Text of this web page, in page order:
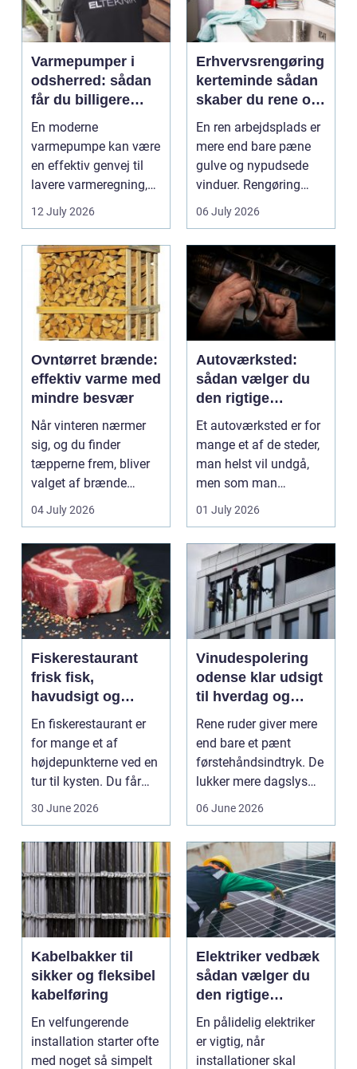
Varmepumper i
odsherred: sådan
får du billigere
varme og et bedre
En moderne
varmepumpe kan være
en effektiv genvej til
lavere varmeregning,
mindre CO2-udslip og
12 July 2026
Erhvervsrengøring
kerteminde sådan
skaber du rene og
trygge rammer på
arbejdspladsen
En ren arbejdsplads er
mere end bare pæne
gulve og nypudsede
vinduer. Rengøring
påvirker medarbejder...
06 July 2026
Ovntørret brænde:
effektiv varme med
mindre besvær
Når vinteren nærmer
sig, og du finder
tæpperne frem, bliver
valget af brænde
pludselig vigtigt.
Mang...
04 July 2026
Autoværksted:
sådan vælger du
den rigtige
mekaniker
Et autoværksted er for
mange et af de steder,
man helst vil undgå,
men som man
alligevel...
01 July 2026
Fiskerestaurant
frisk fisk,
havudsigt og
afslappet
atmosfære
En fiskerestaurant er
for mange et af
højdepunkterne ved en
tur til kysten. Du får
30 June 2026
Vinudespolering
odense klar udsigt
til hverdag og
erhverv
Rene ruder giver mere
end bare et pænt
førstehåndsindtryk. De
lukker mere dagslys
06 June 2026
Kabelbakker til
sikker og fleksibel
kabelføring
En velfungerende
installation starter ofte
med noget så simpelt
Elektriker vedbæk
sådan vælger du
den rigtige
fagmand
En pålidelig elektriker
er vigtig, når
installationer skal